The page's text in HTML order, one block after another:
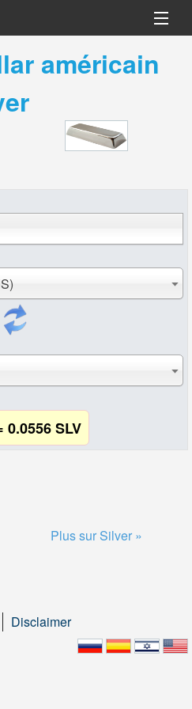
américain
0.0556 SLV
Plus sur Silver »
Disclaimer